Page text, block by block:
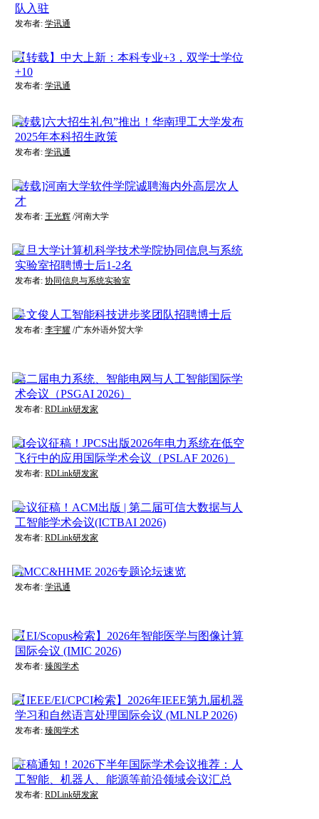
队入驻
发布者: 学讯通
【转载】中大上新：本科专业+3，双学士学位
+10
发布者: 学讯通
[转载]六大招生礼包”推出！华南理工大学发布
2025年本科招生政策
发布者: 学讯通
[转载]河南大学软件学院诚聘海内外高层次人
才
发布者: 王光辉/河南大学
复旦大学计算机科学技术学院协同信息与系统
实验室招聘博士后1-2名
发布者: 协同信息与系统实验室
吴文俊人工智能科技进步奖团队招聘博士后
发布者: 李宇耀 /广东外语外贸大学
第二届电力系统、智能电网与人工智能国际学
术会议（PSGAI 2026）
发布者: RDLink研发家
EI会议征稿！JPCS出版2026年电力系统在低空
飞行中的应用国际学术会议（PSLAF 2026）
发布者: RDLink研发家
会议征稿！ACM出版 | 第二届可信大数据与人
工智能学术会议(ICTBAI 2026)
发布者: RDLink研发家
HMCC&HHME 2026专题论坛速览
发布者: 学讯通
【EI/Scopus检索】2026年智能医学与图像计算
国际会议 (IMIC 2026)
发布者: 臻阅学术
【IEEE/EI/CPCI检索】2026年IEEE第九届机器
学习和自然语言处理国际会议 (MLNLP 2026)
发布者: 臻阅学术
征稿通知！2026下半年国际学术会议推荐：人
工智能、机器人、能源等前沿领域会议汇总
发布者: RDLink研发家